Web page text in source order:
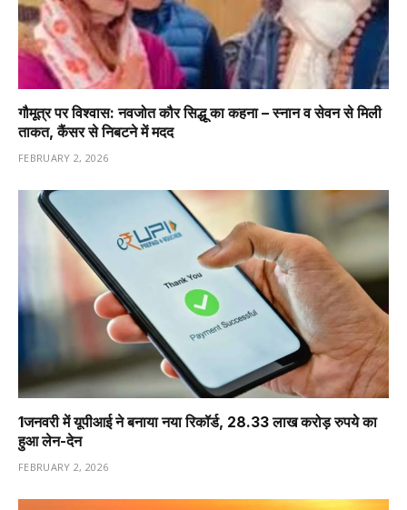
गौमूत्र पर विश्वास: नवजोत कौर सिद्धू का कहना – स्नान व सेवन से मिली
ताकत, कैंसर से निबटने में मदद
FEBRUARY 2, 2026
1️जनवरी में यूपीआई ने बनाया नया रिकॉर्ड, 28.33 लाख करोड़ रुपये का
हुआ लेन-देन
FEBRUARY 2, 2026